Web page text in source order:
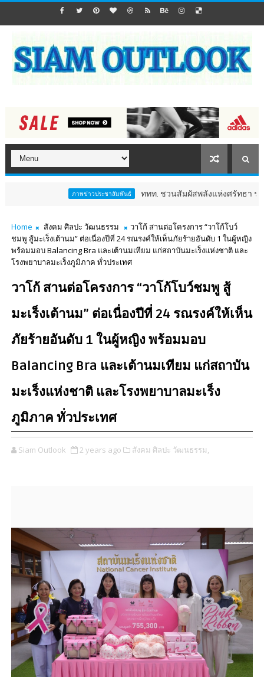
ภาพข่าวประชาสัมพันธ์ ททท. ชวนสัมผัสพลังแห่งศรัทธา ร่วมงาน "ห่
Home สังคม ศิลปะ วัฒนธรรม
วาโก้ สานต่อโครงการ “วาโก้โบว์
ชมพู สู้มะเร็งเต้านม” ต่อเนื่องปีที่ 24 รณรงค์ให้เห็นภัยร้ายอันดับ 1 ในผู้หญิง
พร้อมมอบ Balancing Bra และเต้านมเทียม แก่สถาบันมะเร็งแห่งชาติ และ
โรงพยาบาลมะเร็งภูมิภาค ทั่วประเทศ
วาโก้ สานต่อโครงการ “วาโก้โบว์ชมพู สู้
มะเร็งเต้านม” ต่อเนื่องปีที่ 24 รณรงค์ให้เห็น
ภัยร้ายอันดับ 1 ในผู้หญิง พร้อมมอบ
Balancing Bra และเต้านมเทียม แก่สถาบัน
มะเร็งแห่งชาติ และโรงพยาบาลมะเร็ง
ภูมิภาค ทั่วประเทศ
Siam Outlook 2 years ago สังคม ศิลปะ วัฒนธรรม,